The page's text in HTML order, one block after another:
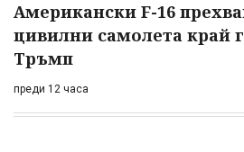
Американски F-16
цивилни самолета край
Тръмп
преди 12 часа